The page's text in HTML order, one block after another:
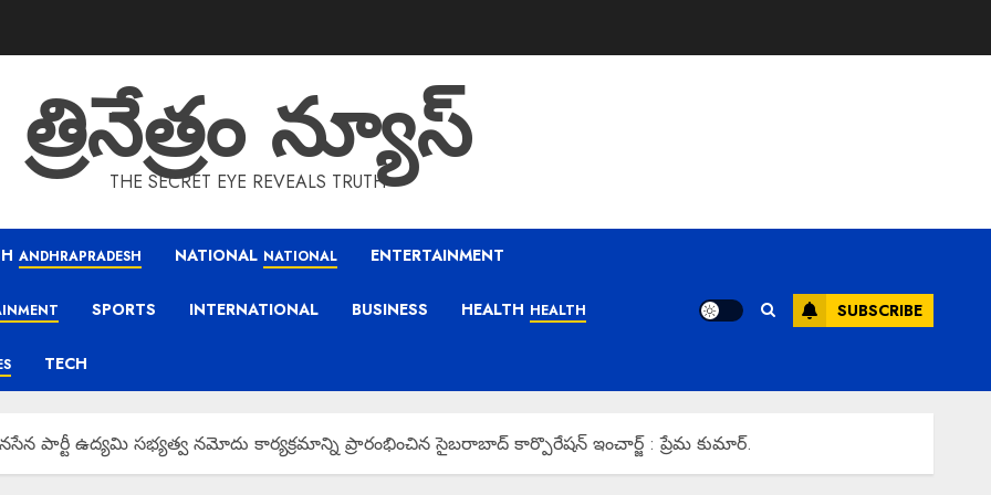
త్రినేత్రం న్యూస్
THE SECRET EYE REVEALS TRUTH
ANDHRAPRADESH NATIONAL NATIONAL ENTERTAINMENT
SPORTS INTERNATIONAL BUSINESS HEALTH HEALTH
TECH
SUBSCRIBE
పార్టీ ఉద్యమి సభ్యత్వ నమోదు కార్యక్రమాన్ని ప్రారంభించిన సైబరాబాద్ కార్పొరేషన్ ఇంచార్జ్ : ప్రేమ కుమార్.